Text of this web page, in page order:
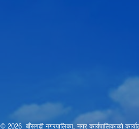
© 2026 बाँसगढी नगरपालिका, नगर कार्यपालिकाकाे